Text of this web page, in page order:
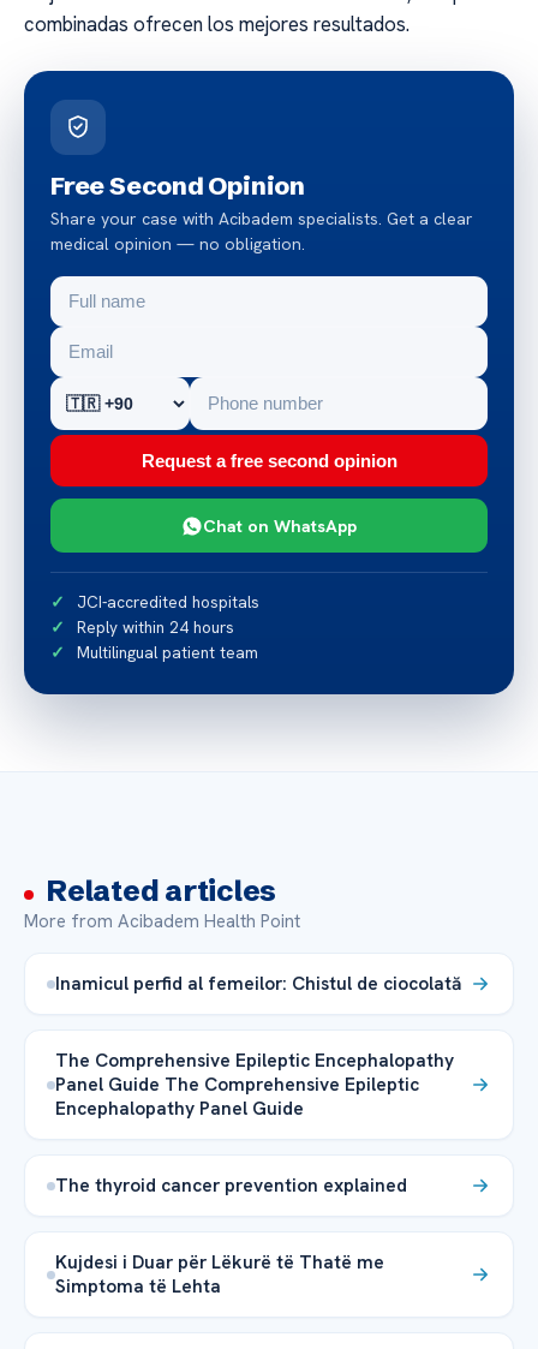
combinadas ofrecen los mejores resultados.
Free Second Opinion
Share your case with Acibadem specialists. Get a clear
medical opinion — no obligation.
Request a free second opinion
Chat on WhatsApp
JCI-accredited hospitals
Reply within 24 hours
Multilingual patient team
Related articles
More from Acibadem Health Point
Inamicul perfid al femeilor: Chistul de ciocolată
The Comprehensive Epileptic Encephalopathy
Panel Guide The Comprehensive Epileptic
Encephalopathy Panel Guide
The thyroid cancer prevention explained
Kujdesi i Duar për Lëkurë të Thatë me
Simptoma të Lehta